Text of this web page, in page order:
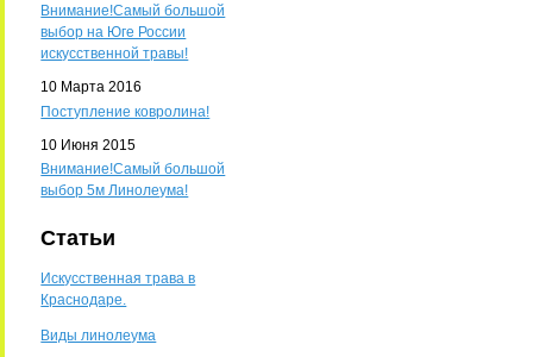
Внимание!Самый большой
выбор на Юге России
искусственной травы!
10 Марта 2016
Поступление ковролина!
10 Июня 2015
Внимание!Самый большой
выбор 5м Линолеума!
Статьи
Искусственная трава в
Краснодаре.
Виды линолеума